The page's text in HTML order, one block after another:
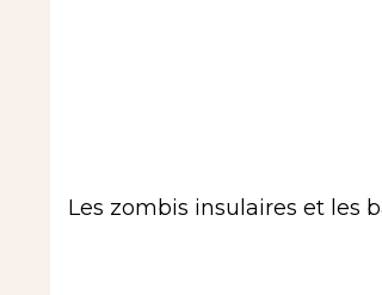
Les zombis insulaires et les